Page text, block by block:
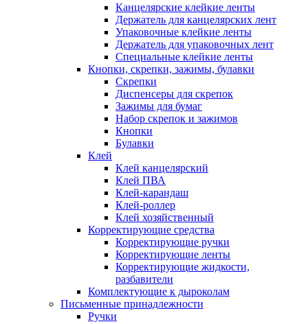
Канцелярские клейкие ленты
Держатель для канцелярских лент
Упаковочные клейкие ленты
Держатель для упаковочных лент
Специальные клейкие ленты
Кнопки, скрепки, зажимы, булавки
Скрепки
Диспенсеры для скрепок
Зажимы для бумаг
Набор скрепок и зажимов
Кнопки
Булавки
Клей
Клей канцелярский
Клей ПВА
Клей-карандаш
Клей-роллер
Клей хозяйственный
Корректирующие средства
Корректирующие ручки
Корректирующие ленты
Корректирующие жидкости,
разбавители
Комплектующие к дыроколам
Письменные принадлежности
Ручки